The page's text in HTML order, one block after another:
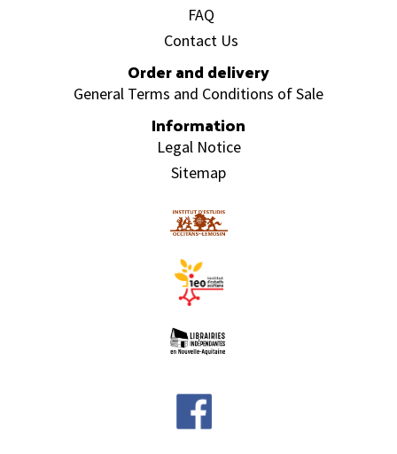
FAQ
Contact Us
Order and delivery
General Terms and Conditions of Sale
Information
Legal Notice
Sitemap